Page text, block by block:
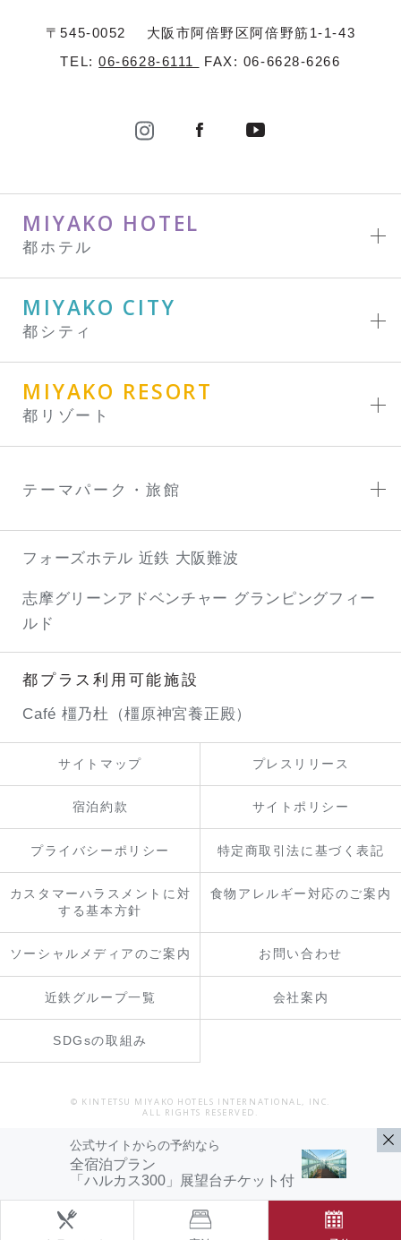
〒545-0052
大阪市阿倍野区阿倍野筋1-1-43
TEL:06-6628-6111 FAX: 06-6628-6266
MIYAKO HOTEL
都ホテル
MIYAKO CITY
都シティ
MIYAKO RESORT
都リゾート
テーマパーク・旅館
フォーズホテル 近鉄 大阪難波
志摩グリーンアドベンチャー グランピングフィー
ルド
都プラス利用可能施設
Café 橿乃杜（橿原神宮養正殿）
サイトマップ プレスリリース
宿泊約款 サイトポリシー
プライバシーポリシー 特定商取引法に基づく表記
カスタマーハラスメントに対
する基本方針
食物アレルギー対応のご案内
ソーシャルメディアのご案内 お問い合わせ
近鉄グループ一覧 会社案内
SDGsの取組み
© KINTETSU MIYAKO HOTELS INTERNATIONAL, INC.
ALL RIGHTS RESERVED.
公式サイトからの予約なら
全宿泊プラン
「ハルカス300」展望台チケット付